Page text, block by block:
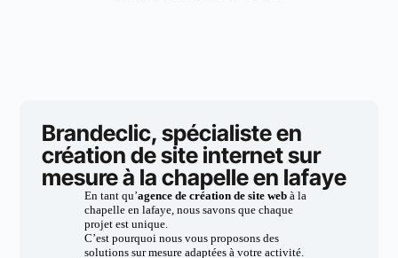
Brandeclic, spécialiste en
création de site internet sur
mesure à la chapelle en lafaye
En tant qu’agence de création de site webà la
chapelle en lafaye, nous savons que chaque
projet est unique.
C’est pourquoi nous vous proposons des
solutions sur mesure adaptées à votre activité.